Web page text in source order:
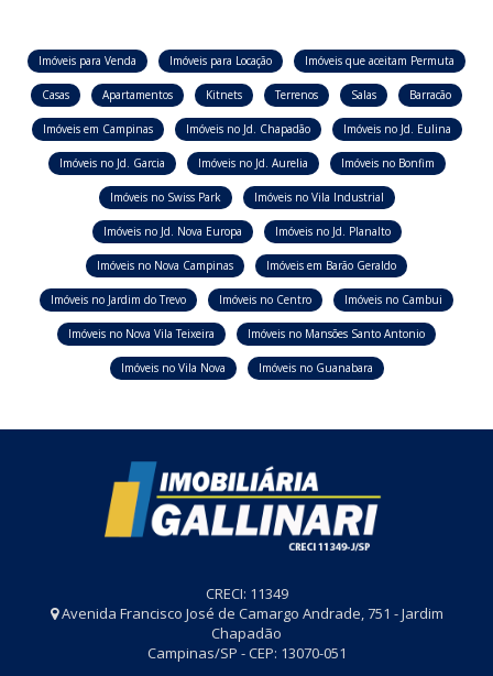
Imóveis para Venda Imóveis para Locação Imóveis que aceitam Permuta
Casas Apartamentos Kitnets Terrenos Salas Barracão
Imóveis em Campinas Imóveis no Jd. Chapadão Imóveis no Jd. Eulina
Imóveis no Jd. Garcia Imóveis no Jd. Aurelia Imóveis no Bonfim
Imóveis no Swiss Park Imóveis no Vila Industrial
Imóveis no Jd. Nova Europa Imóveis no Jd. Planalto
Imóveis no Nova Campinas Imóveis em Barão Geraldo
Imóveis no Jardim do Trevo Imóveis no Centro Imóveis no Cambui
Imóveis no Nova Vila Teixeira Imóveis no Mansões Santo Antonio
Imóveis no Vila Nova Imóveis no Guanabara
CRECI: 11349
Avenida Francisco José de Camargo Andrade, 751 - Jardim
Chapadão
Campinas/SP - CEP: 13070-051